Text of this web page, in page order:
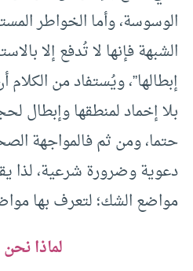
الوسوسة، وأما الخواطر
الشبهة فإنها لا تُدفع إلا
إبطالها”، ويُستفاد من
بلا إخماد لمنطقها وإبطال
حتما، ومن ثم فالمواجهة
دعوية وضرورة شرعية، لذا
مواضع الشك؛ لتعرف بها
لماذا